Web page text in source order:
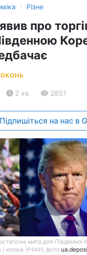
› Різне
про
2 хв. 2851
Підпишіться на нас в
мита для Південної
/ колаж УНІАН, фото